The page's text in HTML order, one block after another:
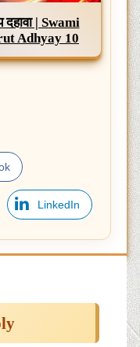
दहावा | Swami
Adhyay 10
LinkedIn